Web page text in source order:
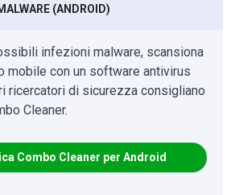
(ANDROID)
infezioni malware, scansiona
mobile con un software antivirus
ricercatori di sicurezza consigliano
Cleaner.
Combo Cleaner per Android